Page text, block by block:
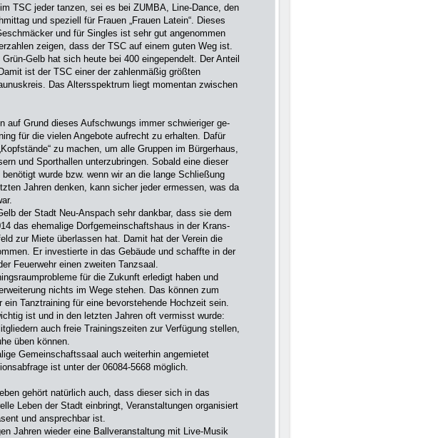
TSC jeder tanzen, sei es bei ZUMBA, Line-Dance, den
und speziell für Frauen „Frauen Latein“. Dieses
und für Singles ist sehr gut an­genommen
zeigen, dass der TSC auf einem guten Weg ist.
Gelb hat sich heute bei 400 eingependelt. Der Anteil
ist der TSC einer der zahlenmäßig größten
Das Altersspektrum liegt mo­mentan zwischen
auf Grund dieses Aufschwungs immer schwieriger ge­
für die vielen Angebo­te aufrecht zu erhalten. Dafür
zu machen, um alle Gruppen im Bürger­haus,
und Sporthallen unterzubringen. Sobald eine dieser
wurde bzw. wenn wir an die lange Schlie­ßung
Jahren den­ken, kann sicher jeder ermessen, was da
der Stadt Neu-Anspach sehr dank­bar, dass sie dem
das ehemalige Dorf­gemeinschaftshaus in der Krans­
zur Miete überlassen hat. Damit hat der Verein die
Er investierte in das Gebäude und schaffte in der
Feuerwehr einen zweiten Tanzsaal.
für die Zukunft erledigt haben und
nichts im Wege stehen. Das können zum
ein Tanztraining für eine bevorste­hende Hoch­zeit sein.
ist und in den letzten Jahren oft vermisst wurde:
auch freie Trainingszeiten zur Verfügung stel­len,
üben können.
Gemeinschaftssaal auch weiterhin angemietet
ist unter der 06084-5668 möglich.
gehört natürlich auch, dass dieser sich in das
Leben der Stadt einbringt, Veranstaltungen organi­siert
und ansprechbar ist.
Jahren wieder eine Ballveranstaltung mit Live-Musik